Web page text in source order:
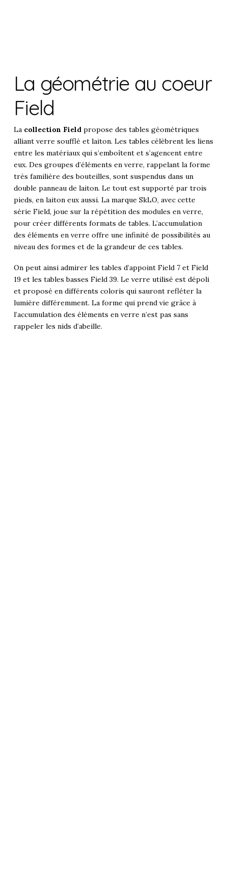
La géométrie au coeur
Field
La collection Field propose des tables géométriques
alliant verre soufflé et laiton. Les tables célèbrent les liens
entre les matériaux qui s’emboîtent et s’agencent entre
eux. Des groupes d’éléments en verre, rappelant la forme
très familière des bouteilles, sont suspendus dans un
double panneau de laiton. Le tout est supporté par trois
pieds, en laiton eux aussi. La marque SkLO, avec cette
série Field, joue sur la répétition des modules en verre,
pour créer différents formats de tables. L’accumulation
des éléments en verre offre une infinité de possibilités au
niveau des formes et de la grandeur de ces tables.
On peut ainsi admirer les tables d’appoint Field 7 et Field
19 et les tables basses Field 39. Le verre utilisé est dépoli
et proposé en différents coloris qui sauront refléter la
lumière différemment. La forme qui prend vie grâce à
l’accumulation des éléments en verre n’est pas sans
rappeler les nids d’abeille.